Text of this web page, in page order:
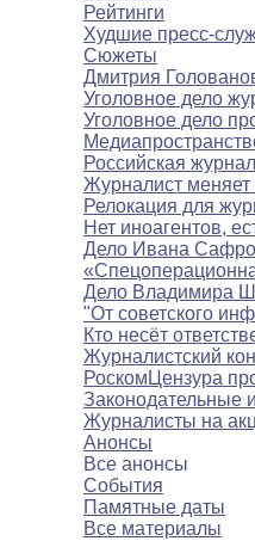
Рейтинги
Худшие пресс-
Сюжеты
Дмитрия
Уголовное дело
Уголовное дело
Российская
Журналист
Релокация для
Нет иноагентов,
Дело Ивана
Дело Владимира
"От советского
Кто несёт
Журналистский
РоскомЦензура
Журналисты на
Анонсы
Все анонсы
События
Памятные даты
Все материалы